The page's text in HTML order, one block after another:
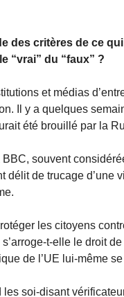
des critères de ce
“vrai” du “faux” ?
et médias
Il y a quelques
été brouillé par la
BBC, souvent
délit de trucage d’une
les citoyens
t-elle le droit
de l’UE lui-même
les soi-disant